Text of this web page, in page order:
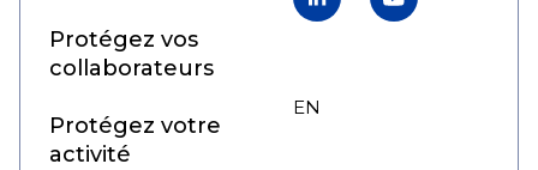
Protégez vos
collaborateurs
Protégez votre
activité
FR
EN